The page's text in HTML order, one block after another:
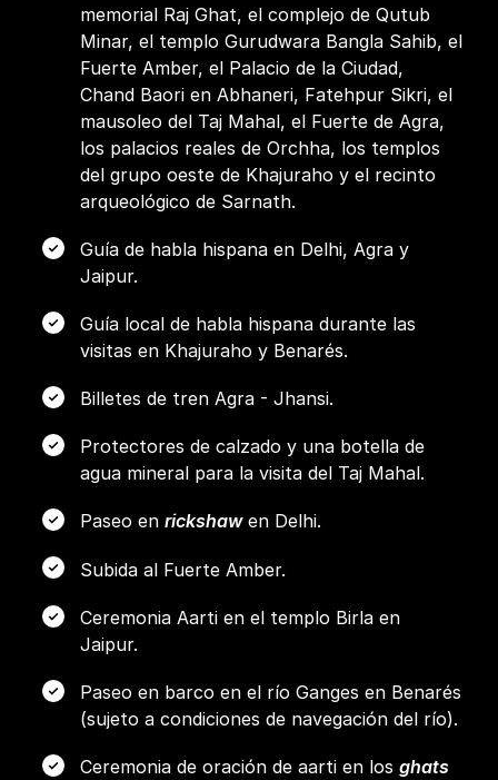
memorial Raj Ghat, el complejo de Qutub
Minar, el templo Gurudwara Bangla Sahib, el
Fuerte Amber, el Palacio de la Ciudad,
Chand Baori en Abhaneri, Fatehpur Sikri, el
mausoleo del Taj Mahal, el Fuerte de Agra,
los palacios reales de Orchha, los templos
del grupo oeste de Khajuraho y el recinto
arqueológico de Sarnath.
Guía de habla hispana en Delhi, Agra y
Jaipur.
Guía local de habla hispana durante las
visitas en Khajuraho y Benarés.
Billetes de tren Agra - Jhansi.
Protectores de calzado y una botella de
agua mineral para la visita del Taj Mahal.
Paseo en rickshawen Delhi.
Subida al Fuerte Amber.
Ceremonia Aarti en el templo Birla en
Jaipur.
Paseo en barco en el río Ganges en Benarés
(sujeto a condiciones de navegación del río).
Ceremonia de oración de aarti en los ghats